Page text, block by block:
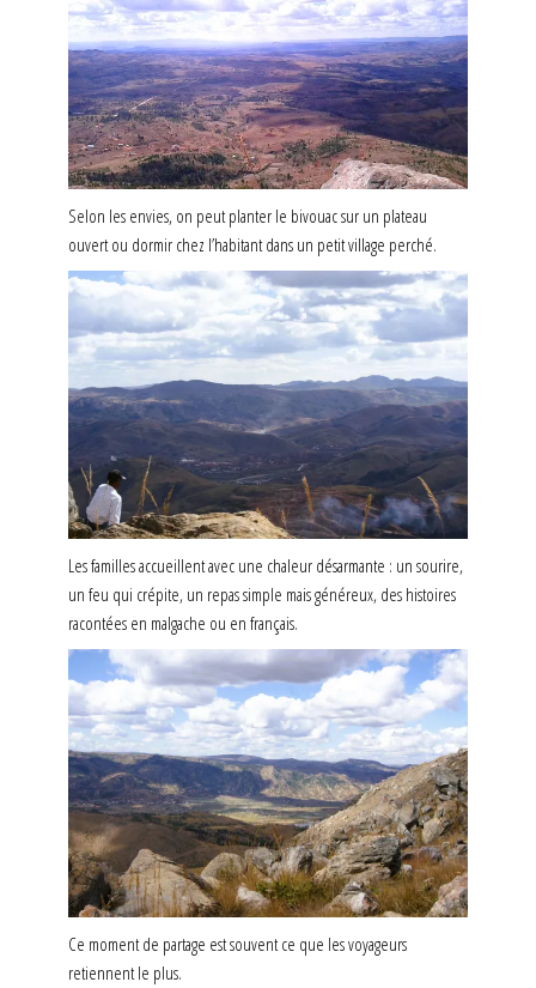
Selon les envies, on peut planter le bivouac sur un plateau
ouvert ou dormir chez l’habitant dans un petit village perché.
Les familles accueillent avec une chaleur désarmante : un sourire,
un feu qui crépite, un repas simple mais généreux, des histoires
racontées en malgache ou en français.
Ce moment de partage est souvent ce que les voyageurs
retiennent le plus.